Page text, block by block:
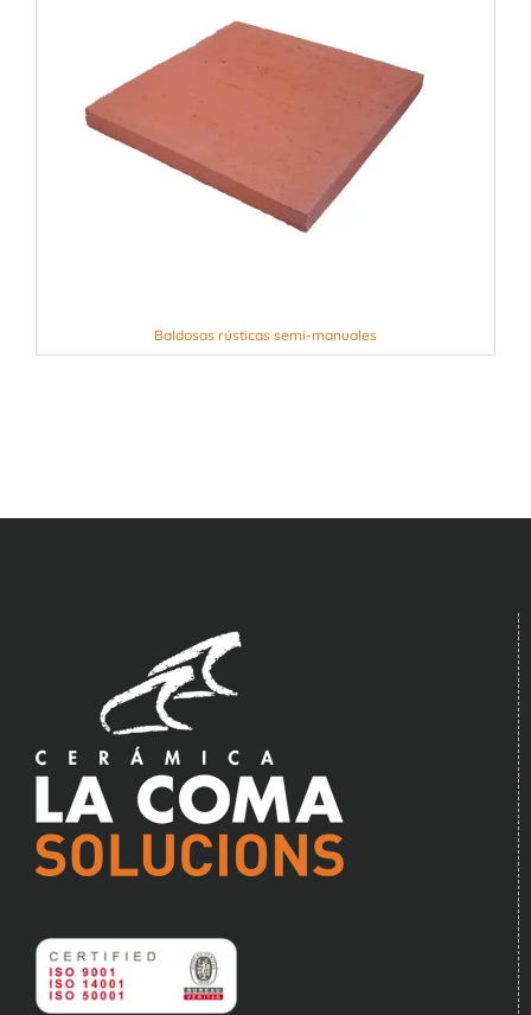
Baldosas rústicas semi-manuales